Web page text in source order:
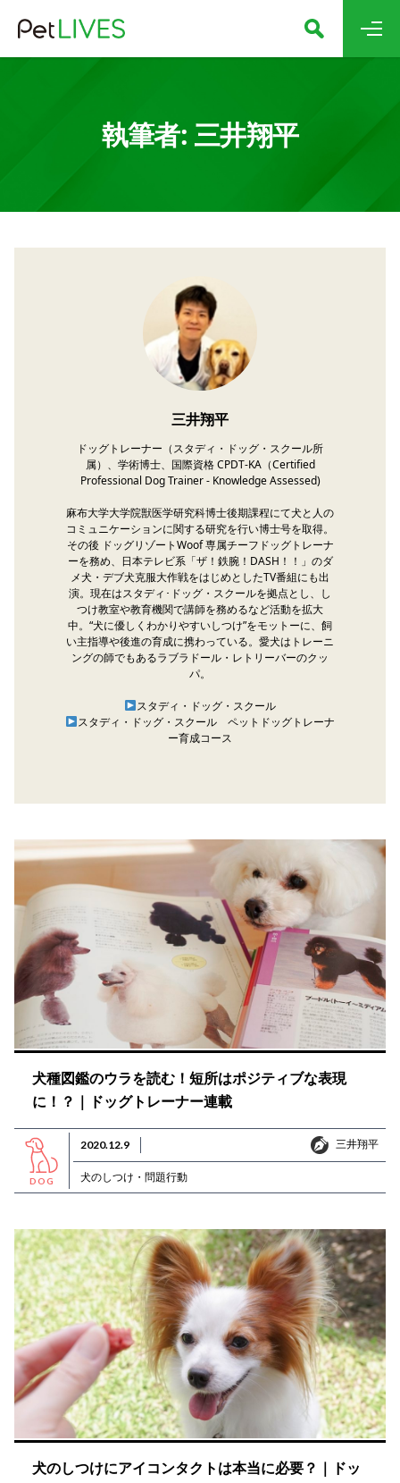
執筆者: 三井翔平
三井翔平
ドッグトレーナー（スタディ・ドッグ・スクール所
属）、学術博士、国際資格 CPDT-KA（Certified
Professional Dog Trainer - Knowledge Assessed)
麻布大学大学院獣医学研究科博士後期課程にて犬と人の
コミュニケーションに関する研究を行い博士号を取得。
その後 ドッグリゾートWoof専属チーフドッグトレーナ
ーを務め、日本テレビ系「ザ！鉄腕！DASH！！」のダ
メ犬・デブ犬克服大作戦をはじめとしたTV番組にも出
演。現在はスタディ･ドッグ・スクールを拠点とし、し
つけ教室や教育機関で講師を務めるなど活動を拡大
中。“犬に優しくわかりやすいしつけ”をモットーに、飼
い主指導や後進の育成に携わっている。愛犬はトレーニ
ングの師でもあるラブラドール・レトリーバーのクッ
パ。
スタディ・ドッグ・スクール
スタディ・ドッグ・スクール ペットドッグトレーナ
ー育成コース
犬種図鑑のウラを読む！短所はポジティブな表現
に！？｜ドッグトレーナー連載
DOG
2020.12.9 三井翔平
三井翔平
犬のしつけ・問題行動
犬のしつけにアイコンタクトは本当に必要？｜ドッ